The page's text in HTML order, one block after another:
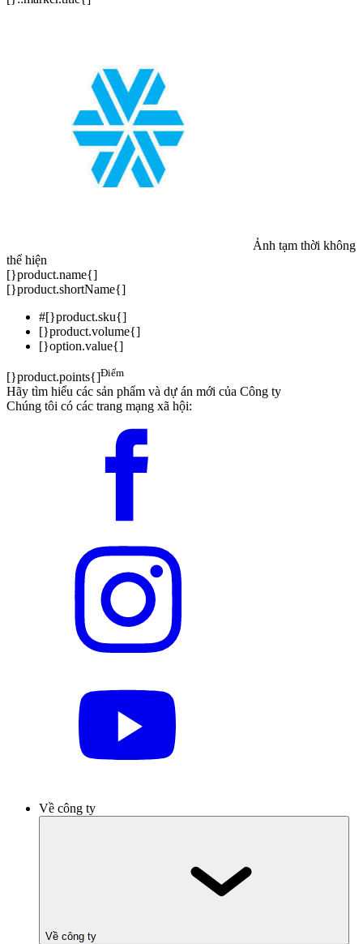
Ảnh tạm thời không
thể hiện
[}product.name{]
[}product.shortName{]
#[}product.sku{]
[}product.volume{]
[}option.value{]
[}product.points{]Điểm
Hãy tìm hiểu các sản phẩm và dự án mới của Công ty
Chúng tôi có các trang mạng xã hội:
Về công ty
Về công ty